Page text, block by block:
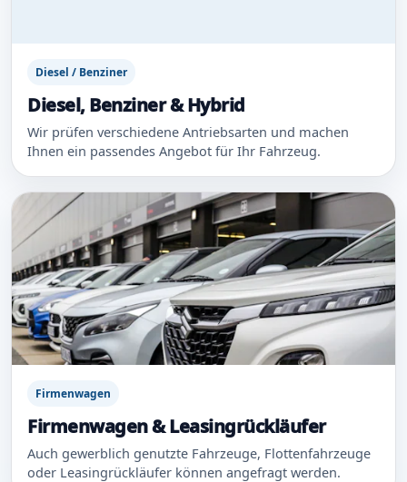
Diesel / Benziner
Diesel, Benziner & Hybrid
Wir prüfen verschiedene Antriebsarten und machen
Ihnen ein passendes Angebot für Ihr Fahrzeug.
Firmenwagen
Firmenwagen & Leasingrückläufer
Auch gewerblich genutzte Fahrzeuge, Flottenfahrzeuge
oder Leasingrückläufer können angefragt werden.